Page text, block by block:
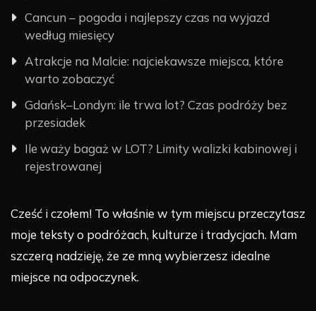
Cancun – pogoda i najlepszy czas na wyjazd
według miesięcy
Atrakcje na Malcie: najciekawsze miejsca, które
warto zobaczyć
Gdańsk–Londyn: ile trwa lot? Czas podróży bez
przesiadek
Ile waży bagaż w LOT? Limity walizki kabinowej i
rejestrowanej
Cześć i czołem! To właśnie w tym miejscu przeczytasz
moje teksty o podróżach, kulturze i tradycjach. Mam
szczerą nadzieję, że ze mną wybierzesz idealne
miejsce na odpoczynek.